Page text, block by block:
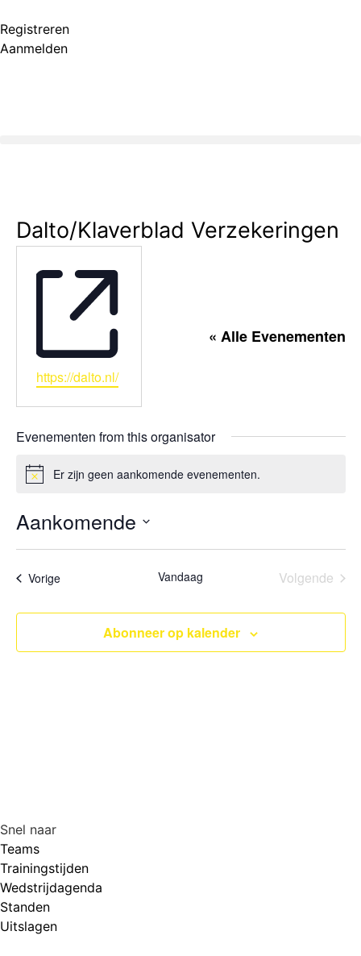
Registreren
Aanmelden
Dalto/Klaverblad Verzekeringen
« Alle Evenementen
Website
https://dalto.nl/
Evenementen from this organisator
BerichtEr zijn geen aankomende evenementen.
Aankomende
een
VorigeEvenementen Vandaag Volgende
Abonneer op kalender
Snel naar
Teams
Trainingstijden
Wedstrijdagenda
Standen
Uitslagen